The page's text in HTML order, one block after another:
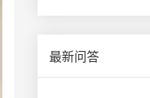
最新问答